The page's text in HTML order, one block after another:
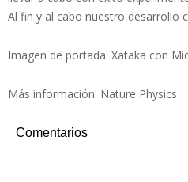
Al fin y al cabo nuestro desarrollo
Imagen de portada: Xataka con
Más información: Nature Physics
Comentarios